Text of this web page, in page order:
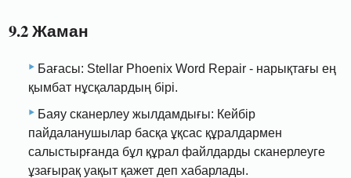
9.2 Жаман
Бағасы: Stellar Phoenix Word Repair - нарықтағы ең
қымбат нұсқалардың бірі.
Баяу сканерлеу жылдамдығы: Кейбір
пайдаланушылар басқа ұқсас құралдармен
салыстырғанда бұл құрал файлдарды сканерлеуге
ұзағырақ уақыт қажет деп хабарлады.